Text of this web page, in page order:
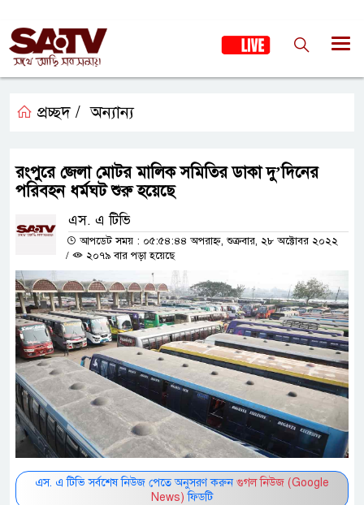
প্রচ্ছদ / অন্যান্য
রংপুরে জেলা মোটর মালিক সমিতির ডাকা দু’দিনের
পরিবহন ধর্মঘট শুরু হয়েছে
এস. এ টিভি
আপডেট সময় : ০৫:৫৪:৪৪ অপরাহ্ন, শুক্রবার, ২৮ অক্টোবর ২০২২
/
২০৭৯ বার পড়া হয়েছে
এস. এ টিভি সর্বশেষ নিউজ পেতে অনুসরণ করুন গুগল নিউজ (Google
News) ফিডটি